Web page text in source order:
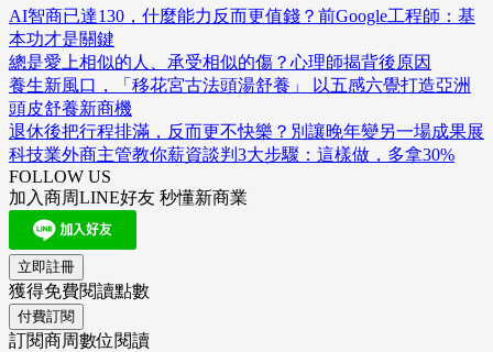
AI智商已達130，什麼能力反而更值錢？前Google工程師：基
本功才是關鍵
總是愛上相似的人、承受相似的傷？心理師揭背後原因
養生新風口，「移花宮古法頭湯舒養」 以五感六覺打造亞洲
頭皮舒養新商機
退休後把行程排滿，反而更不快樂？別讓晚年變另一場成果展
科技業外商主管教你薪資談判3大步驟：這樣做，多拿30%
FOLLOW US
加入商周LINE好友 秒懂新商業
立即註冊
獲得免費閱讀點數
付費訂閱
訂閱商周數位閱讀